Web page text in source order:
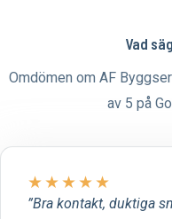
Vad
Omdömen om AF
av 5 på
★★★★★
Bra kontakt, duktiga